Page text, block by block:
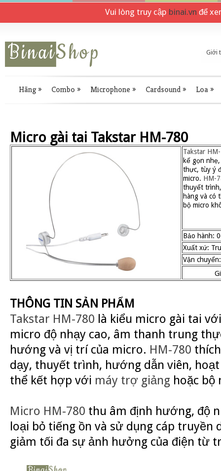
Vui lòng truy cập binai.vn để
Giới
Hãng» Combo » Microphone » Cardsound» Loa»
Micro gài tai Takstar HM-780
Takstar
kế gọn
thực, tùy ý
micro. HM-
thuyết
hàng và
bộ micro
Bảo hành:
Xuất xứ:
Vận
THÔNG TIN SẢN PHẨM
Takstar HM-780 là kiểu micro gài tai
micro độ nhạy cao, âm thanh trung
hướng và vị trí của micro. HM-780
dạy, thuyết trình, hướng dẫn viên, hoạt
thể kết hợp với máy trợ giảng hoặc bộ
Micro HM-780 thu âm định hướng, độ
loại bỏ tiếng ồn và sử dụng cáp truyền
giảm tối đa sự ảnh hưởng của điện từ